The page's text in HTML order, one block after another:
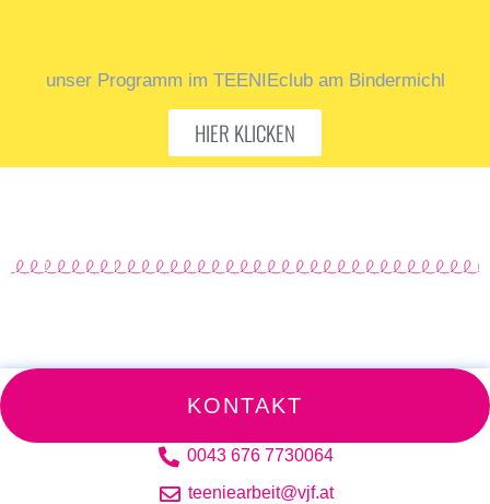
unser Programm im TEENIEclub am Bindermichl
HIER KLICKEN
KONTAKT
0043 676 7730064
teeniearbeit@vjf.at